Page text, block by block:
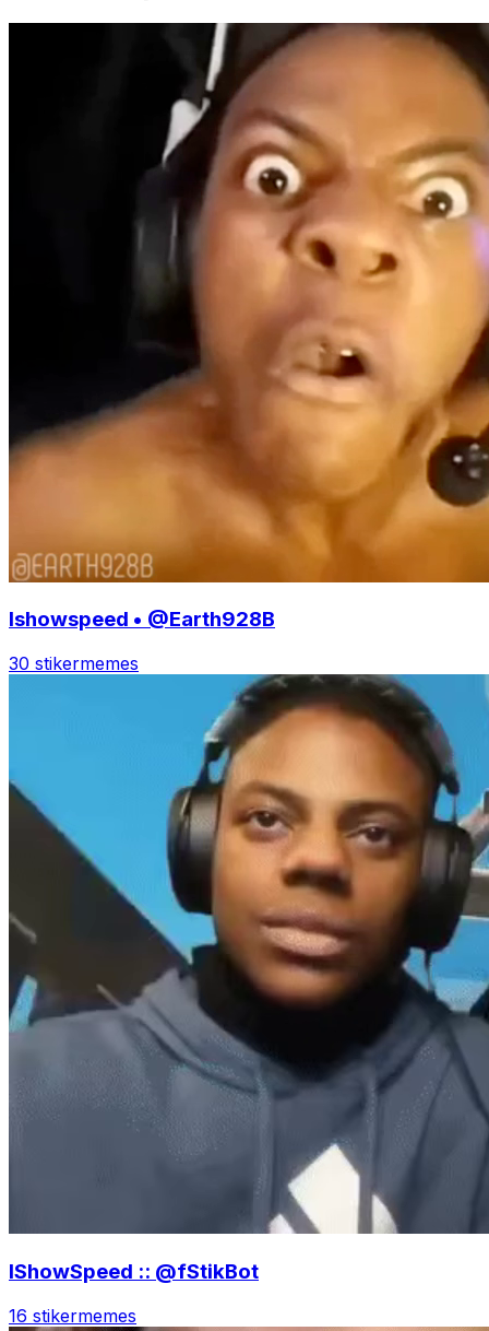
Ishowspeed • @Earth928B
30 stikermemes
IShowSpeed :: @fStikBot
16 stikermemes